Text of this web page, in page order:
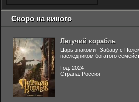
Скоро на киного
Летучий корабль
Царь знакомит Забаву с
наследником богатого
Год: 2024
Страна: Россия